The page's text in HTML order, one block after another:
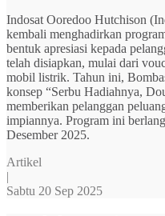
Indosat Ooredoo Hutchison
kembali menghadirkan
bentuk apresiasi kepada
telah disiapkan, mulai dari
mobil listrik. Tahun ini,
konsep “Serbu Hadiahnya,
memberikan pelanggan
impiannya. Program ini
Desember 2025.
Artikel
|
Sabtu 20 Sep 2025